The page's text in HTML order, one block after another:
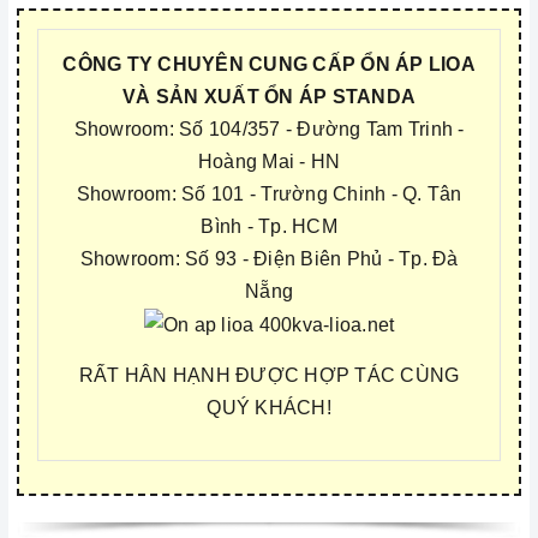
CÔNG TY CHUYÊN CUNG CẤP ỔN ÁP LIOA
VÀ SẢN XUẤT ỔN ÁP STANDA
Showroom: Số 104/357 - Đường Tam Trinh -
Hoàng Mai - HN
Showroom: Số 101 - Trường Chinh - Q. Tân
Bình - Tp. HCM
Showroom: Số 93 - Điện Biên Phủ - Tp. Đà
Nẵng
RẤT HÂN HẠNH ĐƯỢC HỢP TÁC CÙNG
QUÝ KHÁCH!